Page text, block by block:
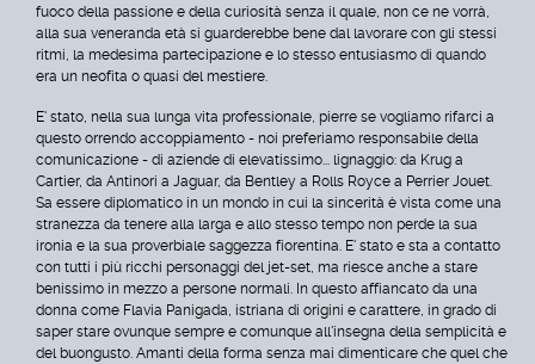
fuoco della passione e della curiosità senza il quale, non ce ne vorrà,
alla sua veneranda età si guarderebbe bene dal lavorare con gli stessi
ritmi, la medesima partecipazione e lo stesso entusiasmo di quando
era un neofita o quasi del mestiere.
E' stato, nella sua lunga vita professionale, pierre se vogliamo rifarci a
questo orrendo accoppiamento - noi preferiamo responsabile della
comunicazione - di aziende di elevatissimo... lignaggio: da Krug a
Cartier, da Antinori a Jaguar, da Bentley a Rolls Royce a Perrier Jouet.
Sa essere diplomatico in un mondo in cui la sincerità è vista come una
stranezza da tenere alla larga e allo stesso tempo non perde la sua
ironia e la sua proverbiale saggezza fiorentina. E' stato e sta a contatto
con tutti i più ricchi personaggi del jet-set, ma riesce anche a stare
benissimo in mezzo a persone normali. In questo affiancato da una
donna come Flavia Panigada, istriana di origini e carattere, in grado di
saper stare ovunque sempre e comunque all'insegna della semplicità e
del buongusto. Amanti della forma senza mai dimenticare che quel che